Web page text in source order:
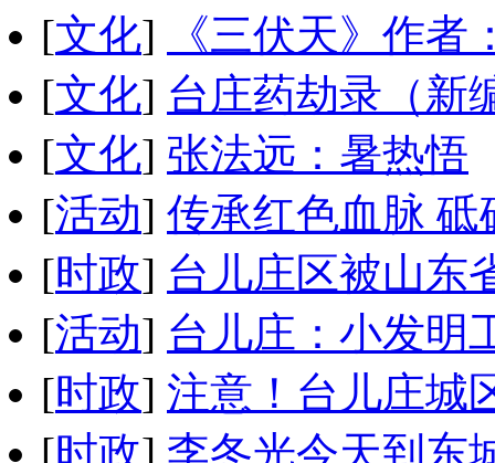
[文化]
《三伏天》作者
[文化] 台庄药劫录（新
[文化] 张法远：暑热悟
[活动] 传承红色血脉
[时政] 台儿庄区被山东
[活动] 台儿庄：小发明
[时政] 注意！台儿庄城
[时政] 李冬光今天到东